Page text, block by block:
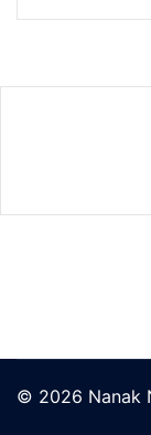
© 2026 Nanak